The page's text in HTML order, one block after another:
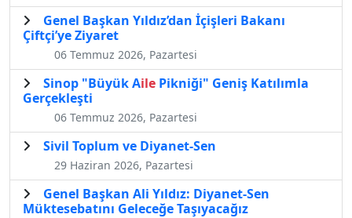
Genel Başkan Yıldız’dan İçişleri Bakanı
Çiftçi’ye Ziyaret
06 Temmuz 2026, Pazartesi
Sinop "Büyük Aile Pikniği" Geniş Katılımla
Gerçekleşti
06 Temmuz 2026, Pazartesi
Sivil Toplum ve Diyanet-Sen
29 Haziran 2026, Pazartesi
Genel Başkan Ali Yıldız: Diyanet-Sen
Müktesebatını Geleceğe Taşıyacağız